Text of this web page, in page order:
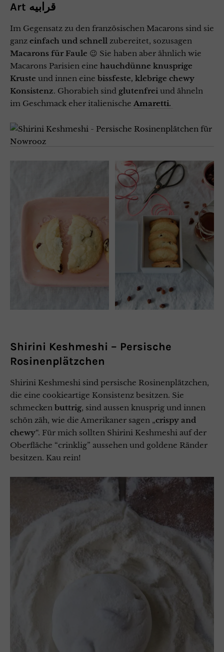
Art قرابیه
Im Gegensatz zu den französischen Macarons sind sie
ganz einfach und schnell zubereitet, sozusagen
Macarons für Faule 😉 Sie haben aber ähnlich wie
Macarons Parisien eine hauchdünne knusprige
Kruste und innen eine bissfeste, klebrige chewy
Konsistenz. Ghorabieh sind glutenfrei und ähneln
im Geschmack eher italienische Amaretti.
Shirini Keshmeshi – Persische
Rosinenplätzchen
Shirini Keshmeshi sind persische Rosinenplätzchen,
die eine cookieartige Konsistenz besitzen. Sie
schmecken buttrig, sind aussen knusprig und innen
schön zäh, wie die Amerikaner sagen „crispy and
chewy“. Für mich sollten Shirini Keshmeshi auf der
Oberfläche “crinklig” aussehen und goldene Ränder
besitzen. Kau rein!